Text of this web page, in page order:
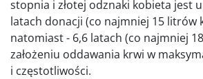
stopnia i złotej odznaki kobieta jest
latach donacji (co najmniej 15 litrów
natomiast - 6,6 latach (co najmniej
założeniu oddawania krwi w
i częstotliwości.